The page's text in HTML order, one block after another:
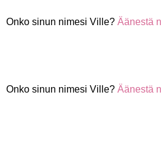
Onko sinun nimesi Ville? Äänestä
Onko sinun nimesi Ville? Äänestä